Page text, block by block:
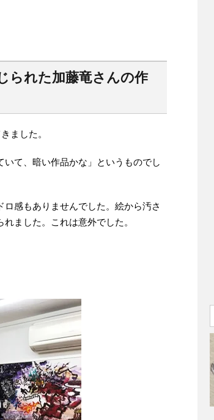
られた加藤竜さんの作
ました。
て、暗い作品かな」というものでし
感もありませんでした。絵から汚さ
ました。これは意外でした。